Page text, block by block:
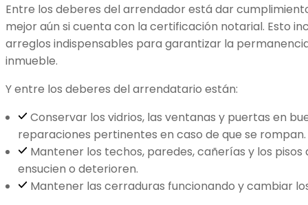
Entre los deberes del arrendador está dar
mejor aún si cuenta con la certificación notarial. Esto
arreglos indispensables para garantizar la
inmueble.
Y entre los deberes del arrendatario están:
Conservar los vidrios, las ventanas y puertas en
reparaciones pertinentes en caso de que se rompan.
Mantener los techos, paredes, cañerías y los
ensucien o deterioren.
Mantener las cerraduras funcionando y cambiar